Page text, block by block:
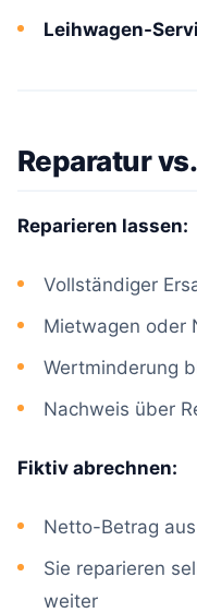
Leihwagen-
Reparatur
Reparieren lassen:
Vollständiger
Mietwagen oder
Wertminderung
Nachweis über
Fiktiv abrechnen:
Netto-Betrag
Sie reparieren
weiter